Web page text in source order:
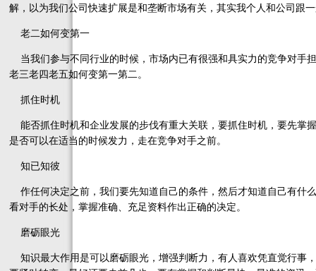
解，以为我们公司快速扩展是和垄断市场有关，其实我个人和公司跟
老二如何变第一
当我们参与不同行业的时候，市场内已有很强和具实力的竞争对手
老三老四老五如何变第一第二。
抓住时机
能否抓住时机和企业发展的步伐有重大关联，要抓住时机，要先掌
是否可以在适当的时候发力，走在竞争对手之前。
知已知彼
作任何决定之前，我们要先知道自己的条件，然后才知道自己有什
看对手的长处，掌握准确、充足资料作出正确的决定。
磨砺眼光
知识最大作用是可以磨砺眼光，增强判断力，有人喜欢凭直觉行事